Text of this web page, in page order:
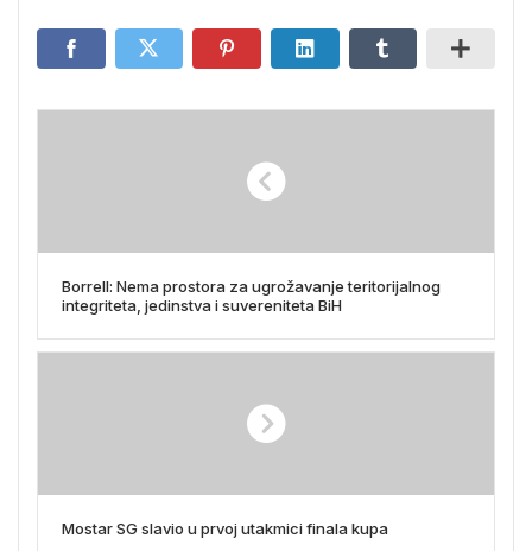
Borrell: Nema prostora za ugrožavanje teritorijalnog
integriteta, jedinstva i suvereniteta BiH
Mostar SG slavio u prvoj utakmici finala kupa